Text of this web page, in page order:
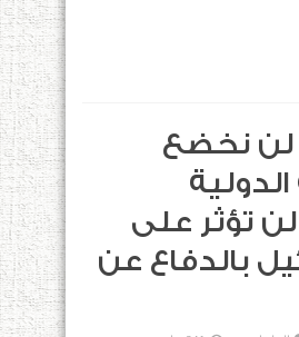
لن نخضع
لن تؤثر على
بالدفاع عن